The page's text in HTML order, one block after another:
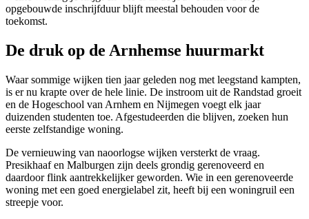
opgebouwde inschrijfduur blijft meestal behouden voor de
toekomst.
De druk op de Arnhemse huurmarkt
Waar sommige wijken tien jaar geleden nog met leegstand kampten,
is er nu krapte over de hele linie. De instroom uit de Randstad groeit
en de Hogeschool van Arnhem en Nijmegen voegt elk jaar
duizenden studenten toe. Afgestudeerden die blijven, zoeken hun
eerste zelfstandige woning.
De vernieuwing van naoorlogse wijken versterkt de vraag.
Presikhaaf en Malburgen zijn deels grondig gerenoveerd en
daardoor flink aantrekkelijker geworden. Wie in een gerenoveerde
woning met een goed energielabel zit, heeft bij een woningruil een
streepje voor.